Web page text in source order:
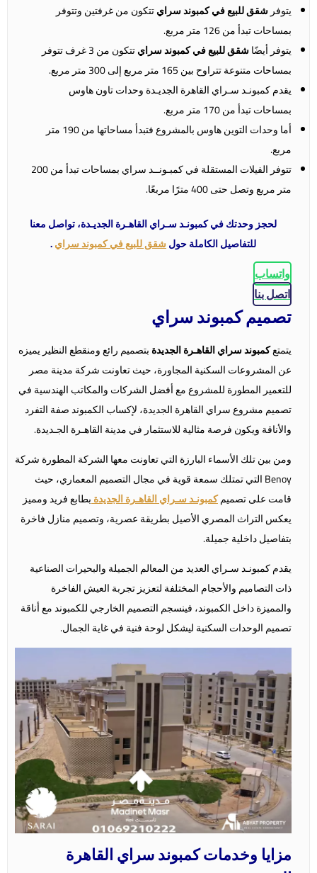
يتوفرشقق للبيع في كمبوند سرايتتكون من غرفتين وتتوفر
بمساحات تبدأ من 126 متر مربع.
يتوفر أيضًاشقق للبيع في كمبوند سراي
تتكون من 3 غرف تتوفر
بمساحات متنوعة تتراوح بين 165 متر مربع إلى 300 متر مربع.
يقدم كمبونـد سـراي القاهرة الجديـدة وحدات تاون هاوس
بمساحات تبدأ من 170 متر مربع.
أما وحدات التوين هاوس بالمشروع فتبدأ مساحاتها من 190 متر
مربع.
تتوفر الفيلات المستقلة في كمبـونــد سراي بمساحات تبدأ من 200
متر مربع وتصل حتى 400 مترًا مربعًا.
لحجز وحدتك في كمبونـد سـراي القاهـرة الجديـدة، تواصل معنا
للتفاصيل الكاملة حولشقق للبيع في كمبوند سراي.
واتساب
اتصل بنا
تصميم كمبوند سراي
يتمتعكمبوند سراي القاهـرة الجديدةبتصميم رائع ومنقطع النظير يميزه
عن المشروعات السكنية المجاورة، حيث تعاونت شركة مدينة مصر
للتعمير المطورة للمشروع مع أفضل الشركات والمكاتب الهندسية في
تصميم مشروع سراي القاهرة الجديدة، لإكساب الكمبوند صفة التفرد
والأناقة ويكون فرصة مثالية للاستثمار في مدينة القاهـرة الجـديدة.
ومن بين تلك الأسماء البارزة التي تعاونت معها الشركة المطورة شركة
Benoy التي تمتلك سمعة قوية في مجال التصميم المعماري، حيث
قامت على تصميمكمبونـد سـراي القاهـرة الجديدةبطابع فريد ومميز
يعكس التراث المصري الأصيل بطريقة عصرية، وتصميم منازل فاخرة
بتفاصيل داخلية جميلة.
يقدم كمبونـد سـراي العديد من المعالم الجميلة والبحيرات الصناعية
ذات التصاميم والأحجام المختلفة لتعزيز تجربة العيش الفاخرة
والمميزة داخل الكمبوند، فينسجم التصميم الخارجي للكمبوند مع أناقة
تصميم الوحدات السكنية ليشكل لوحة فنية في غاية الجمال.
مزايا وخدمات كمبوند سراي القاهرة